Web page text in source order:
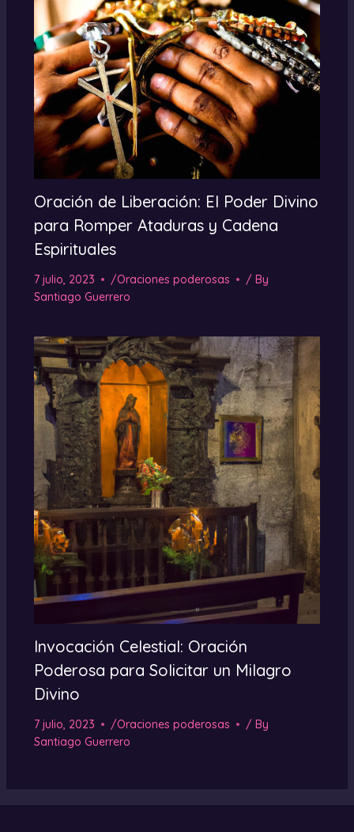
Oración de Liberación: El Poder Divino
para Romper Ataduras y Cadena
Espirituales
7 julio, 2023 /Oraciones poderosas
/ By
Santiago Guerrero
Invocación Celestial: Oración
Poderosa para Solicitar un Milagro
Divino
7 julio, 2023 /Oraciones poderosas
/ By
Santiago Guerrero